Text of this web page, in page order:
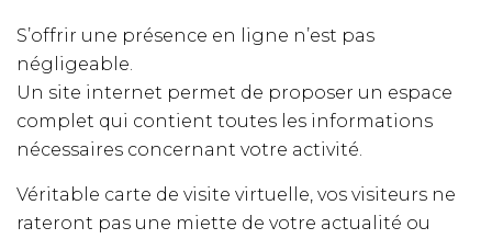
S’offrir une présence en ligne n’est pas
négligeable.
Un site internet permet de proposer un espace
complet qui contient toutes les informations
nécessaires concernant votre activité.
Véritable carte de visite virtuelle, vos visiteurs ne
rateront pas une miette de votre actualité ou